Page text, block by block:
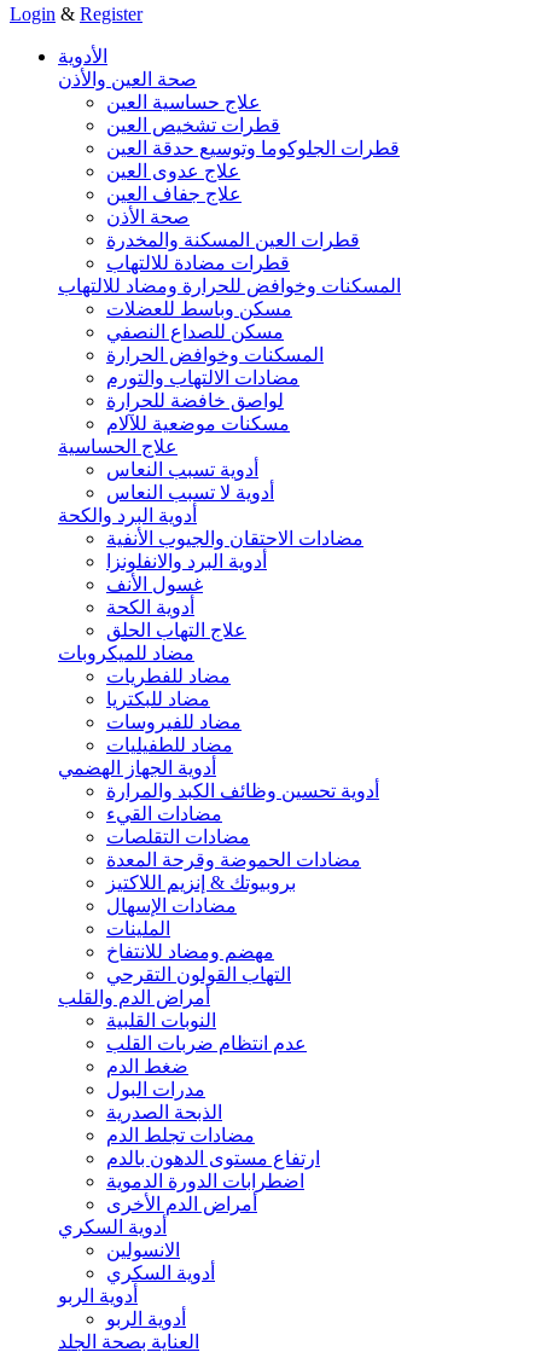
Login & Register
الأدوية
صحة العين والأذن
علاج حساسية العين
قطرات تشخيص العين
قطرات الجلوكوما وتوسيع حدقة العين
علاج عدوى العين
علاج جفاف العين
صحة الأذن
قطرات العين المسكنة والمخدرة
قطرات مضادة للالتهاب
المسكنات وخوافض للحرارة ومضاد للالتهاب
مسكن وباسط للعضلات
مسكن للصداع النصفي
المسكنات وخوافض الحرارة
مضادات الالتهاب والتورم
لواصق خافضة للحرارة
مسكنات موضعية للآلام
علاج الحساسية
أدوية تسبب النعاس
أدوية لا تسبب النعاس
أدوية البرد والكحة
مضادات الاحتقان والجيوب الأنفية
أدوية البرد والانفلونزا
غسول الأنف
أدوية الكحة
علاج التهاب الحلق
مضاد للميكروبات
مضاد للفطريات
مضاد للبكتريا
مضاد للفيروسات
مضاد للطفيليات
أدوية الجهاز الهضمي
أدوية تحسين وظائف الكبد والمرارة
مضادات القيء
مضادات التقلصات
مضادات الحموضة وقرحة المعدة
بروبيوتك & إنزيم اللاكتيز
مضادات الإسهال
الملينات
مهضم ومضاد للانتفاخ
التهاب القولون التقرحي
أمراض الدم والقلب
النوبات القلبية
عدم انتظام ضربات القلب
ضغط الدم
مدرات البول
الذبحة الصدرية
مضادات تجلط الدم
ارتفاع مستوى الدهون بالدم
اضطرابات الدورة الدموية
أمراض الدم الأخرى
أدوية السكري
الانسولين
أدوية السكري
أدوية الربو
أدوية الربو
العناية بصحة الجلد